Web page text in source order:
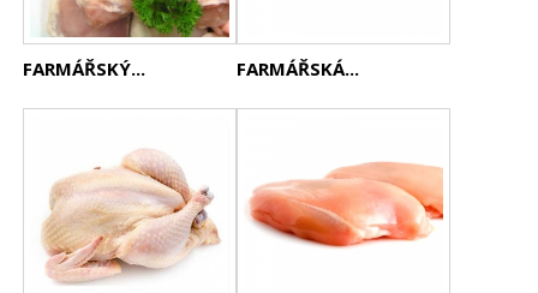
FARMÁŘSKÝ... FARMÁŘSKÁ...